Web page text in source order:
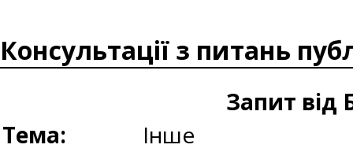
Консультації з питань
Запит від
Тема:
Інше